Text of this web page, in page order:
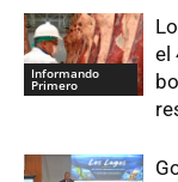
Informando
Primero
el